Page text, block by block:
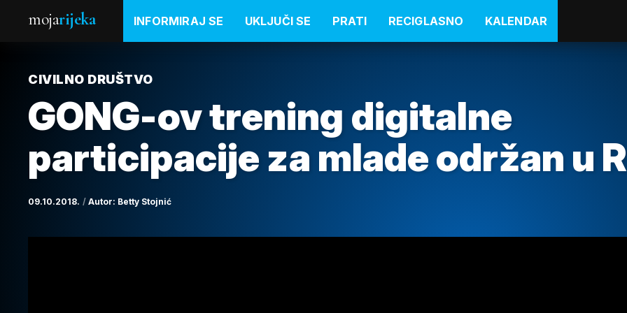
mojarijeka INFORMIRAJ SE UKLJUČI SE PRATI RECIGLASNO KALENDAR
CIVILNO DRUŠTVO
GONG-ov trening digitalne
participacije za mlade održan u
09.10.2018. Autor: Betty Stojnić